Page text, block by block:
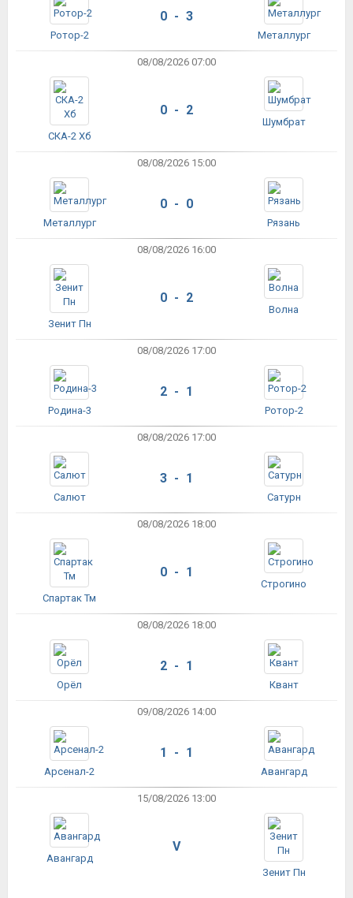
Ротор-2
0 - 3
Металлург
08/08/2026 07:00
СКА-2 Хб
0 - 2
Шумбрат
08/08/2026 15:00
Металлург
0 - 0
Рязань
08/08/2026 16:00
Зенит Пн
0 - 2
Волна
08/08/2026 17:00
Родина-3
2 - 1
Ротор-2
08/08/2026 17:00
Салют
3 - 1
Сатурн
08/08/2026 18:00
Спартак Тм
0 - 1
Строгино
08/08/2026 18:00
Орёл
2 - 1
Квант
09/08/2026 14:00
Арсенал-2
1 - 1
Авангард
15/08/2026 13:00
Авангард
V
Зенит Пн